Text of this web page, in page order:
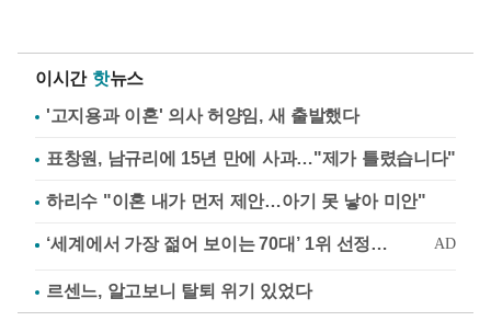
이시간 핫뉴스
'고지용과 이혼' 의사 허양임, 새 출발했다
표창원, 남규리에 15년 만에 사과…"제가 틀렸습니다"
하리수 "이혼 내가 먼저 제안…아기 못 낳아 미안"
르센느, 알고보니 탈퇴 위기 있었다